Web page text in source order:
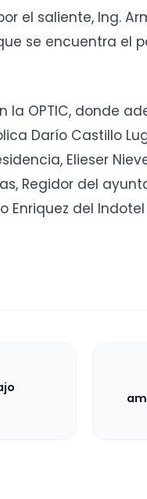
el saliente, Ing.
se encuentra el
OPTIC, donde
Darío Castillo
Elieser
Regidor del
Enriquez del Indotel